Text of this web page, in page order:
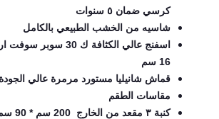
كرسي ضمان ٥ سنوات
شاسيه من الخشب الطبيعي بالكامل
اسفنج عالي الكثافة ك 30
16 سم
قماش شانيليا مستورد مرمرة عالي الجودة
مقاسات الطقم
كنبة ٣